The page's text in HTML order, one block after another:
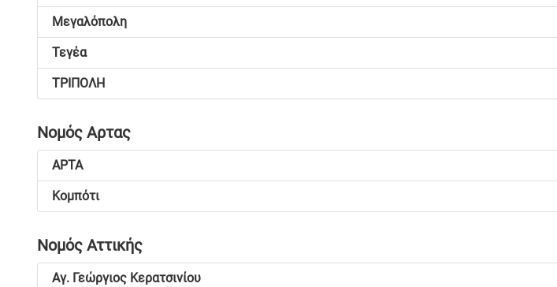
Μεγαλόπολη
Τεγέα
ΤΡΙΠΟΛΗ
Νομός Αρτας
ΑΡΤΑ
Κομπότι
Νομός Αττικής
Αγ. Γεώργιος Κερατσινίου